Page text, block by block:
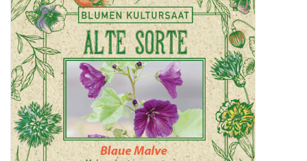
Für Kinder
Geschenkideen
Katalog